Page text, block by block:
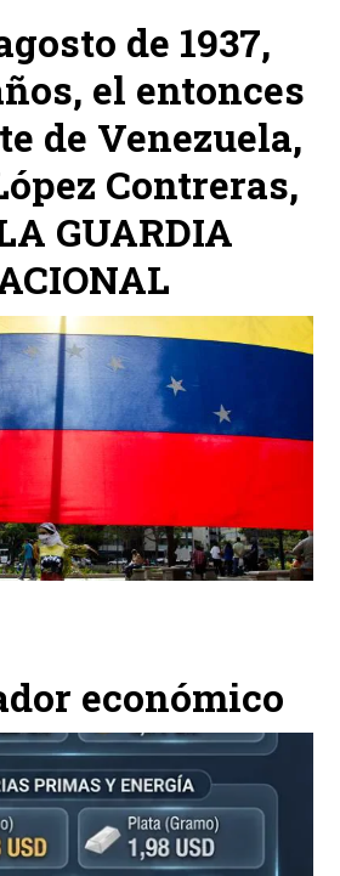
de 1937,
el entonces
de Venezuela,
Contreras,
GUARDIA
económico